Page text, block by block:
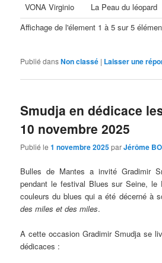
VONA Virginio La Peau du léopard
Affichage de l'élement 1 à 5 sur 5
Publié dansNon classé | Laisser une
Smudja en dédicace
10 novembre 2025
Publié le1 novembre 2025parJérôme
Bulles de Mantes a invité Gradimir
pendant le festival Blues sur Seine, le
couleurs du blues qui a été décerné à
des miles et des miles.
A cette occasion Gradimir Smudja se
dédicaces :